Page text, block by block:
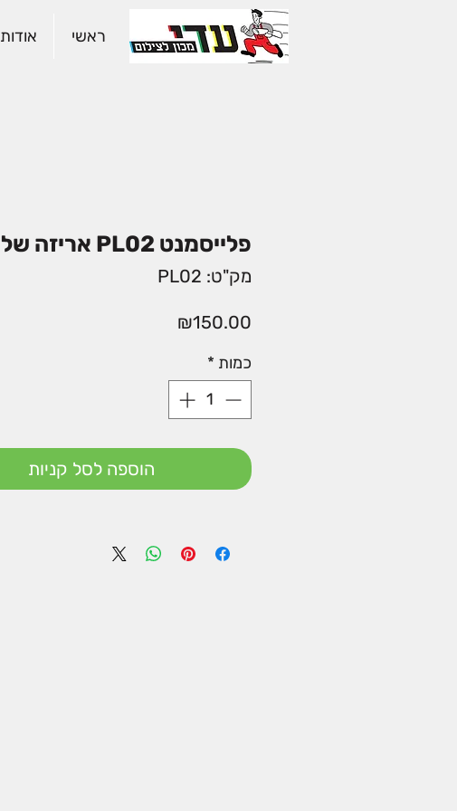
ראשי אודות
פלייסמנט PL02 אריזה של 24 יח
מק"ט: PL02
₪150.00
כמות *
הוספה לסל קניות